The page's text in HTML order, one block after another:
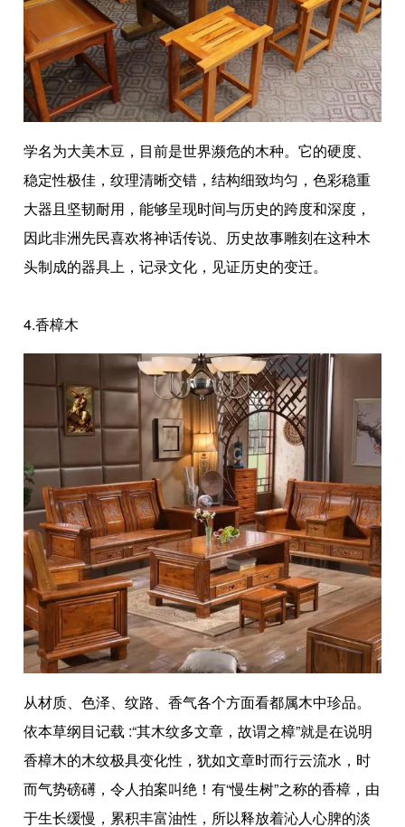
学名为大美木豆，目前是世界濒危的木种。它的硬度、
稳定性极佳，纹理清晰交错，结构细致均匀，色彩稳重
大器且坚韧耐用，能够呈现时间与历史的跨度和深度，
因此非洲先民喜欢将神话传说、历史故事雕刻在这种木
头制成的器具上，记录文化，见证历史的变迁。
4.香樟木
从材质、色泽、纹路、香气各个方面看都属木中珍品。
依本草纲目记载 :“其木纹多文章，故谓之樟”就是在说明
香樟木的木纹极具变化性，犹如文章时而行云流水，时
而气势磅礡，令人拍案叫绝！有“慢生树”之称的香樟，由
于生长缓慢，累积丰富油性，所以释放着沁人心脾的淡